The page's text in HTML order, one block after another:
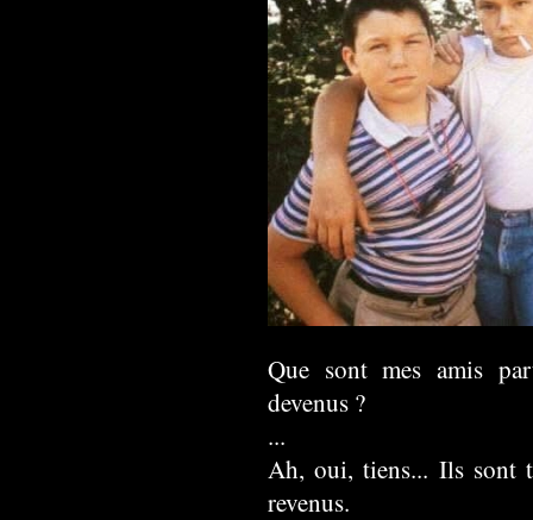
Que sont mes amis
devenus ?
...
Ah, oui, tiens... Ils sont
revenus.